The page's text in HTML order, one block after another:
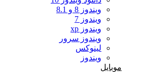
ویندوز 8 و 8.1
ویندوز 7
ویندوز xp
ویندوز سرور
لینوکس
ویندوز
موبایل